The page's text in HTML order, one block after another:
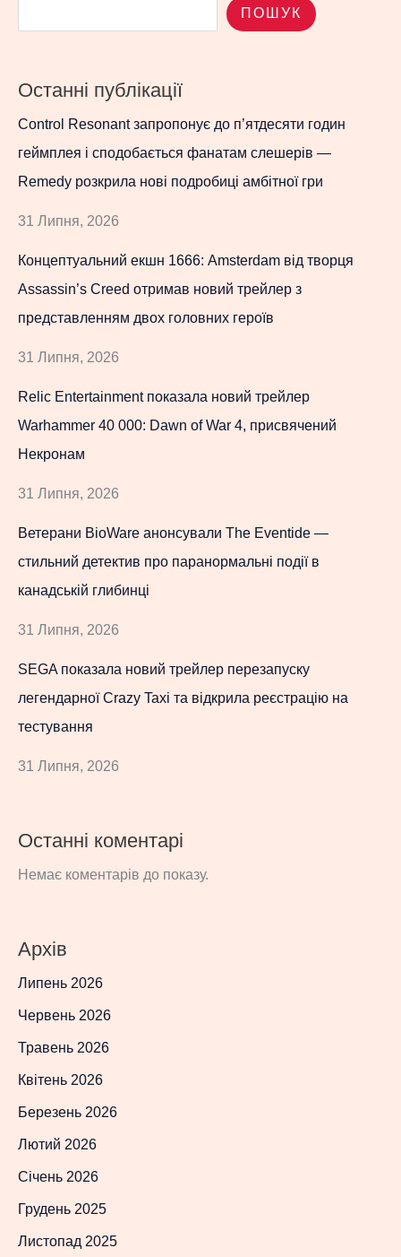
ПОШУК
Останні публікації
Control Resonant запропонує до п’ятдесяти годин
геймплея і сподобається фанатам слешерів —
Remedy розкрила нові подробиці амбітної гри
31 Липня, 2026
Концептуальний екшн 1666: Amsterdam від творця
Assassin’s Creed отримав новий трейлер з
представленням двох головних героїв
31 Липня, 2026
Relic Entertainment показала новий трейлер
Warhammer 40 000: Dawn of War 4, присвячений
Некронам
31 Липня, 2026
Ветерани BioWare анонсували The Eventide —
стильний детектив про паранормальні події в
канадській глибинці
31 Липня, 2026
SEGA показала новий трейлер перезапуску
легендарної Crazy Taxi та відкрила реєстрацію на
тестування
31 Липня, 2026
Останні коментарі
Немає коментарів до показу.
Архів
Липень 2026
Червень 2026
Травень 2026
Квітень 2026
Березень 2026
Лютий 2026
Січень 2026
Грудень 2025
Листопад 2025